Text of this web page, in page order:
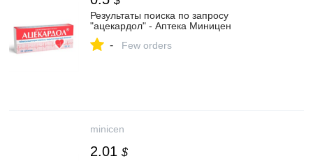
Результаты поиска по запросу
"ацекардол" - Аптека Миницен
- Few orders
minicen
2.01 $